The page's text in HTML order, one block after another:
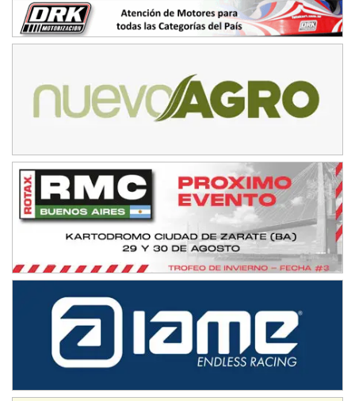
ENTRERRIANO - F6 (POSTERGADA)
Parque de la Velocidad (Asfalto)
VICTORIENSE - F7
El Cerro (Tierra)
Victoria (Entre Ríos)
Moto Club Reginense (Tierra)
Gral. E. Godoy (Río Negro)
CSK - F7
Juventud Unida (Tierra)
Humboldt (Santa Fe)
NORESTE SANTAFESINO - F6
SUR SANTAFESINO - F4
José Samuel Sánchez (Tierra)
Rufino (Santa Fe)
Juan Navarro (Asfalto)